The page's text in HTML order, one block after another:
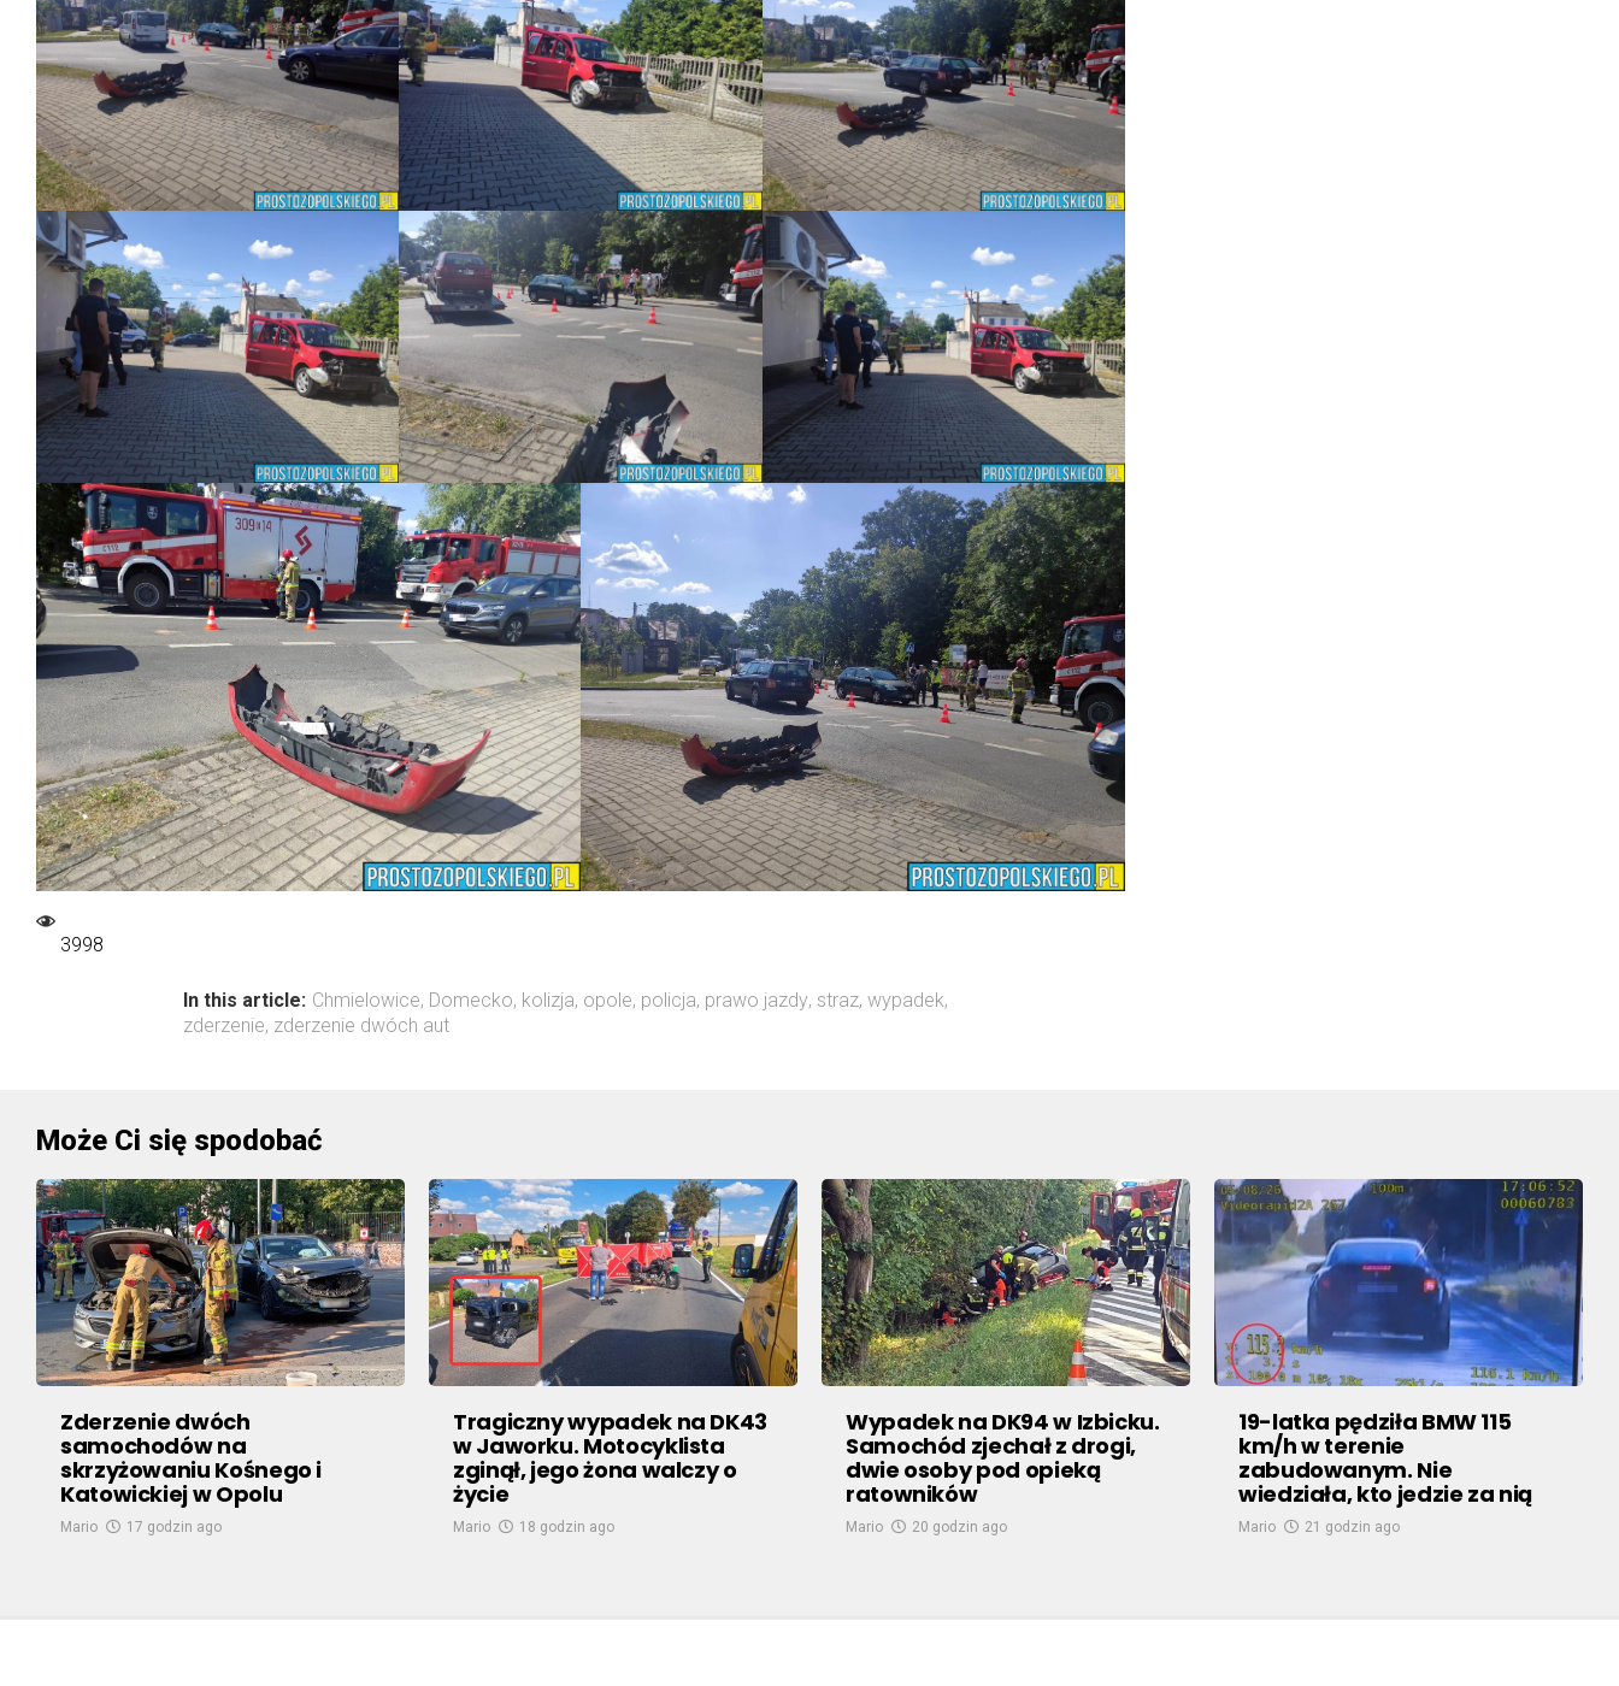
3998
In this article: Chmielowice, Domecko, kolizja, opole, policja, prawo jazdy, straz, wypadek,
zderzenie, zderzenie dwóch aut
Może Ci się spodobać
Zderzenie dwóch
samochodów na
skrzyżowaniu Kośnego i
Katowickiej w Opolu
Mario 17 godzin ago
Tragiczny wypadek na DK43
w Jaworku. Motocyklista
zginął, jego żona walczy o
życie
Mario 18 godzin ago
Wypadek na DK94 w Izbicku.
Samochód zjechał z drogi,
dwie osoby pod opieką
ratowników
Mario 20 godzin ago
19-latka pędziła BMW 115
km/h w terenie
zabudowanym. Nie
wiedziała, kto jedzie za nią
Mario 21 godzin ago